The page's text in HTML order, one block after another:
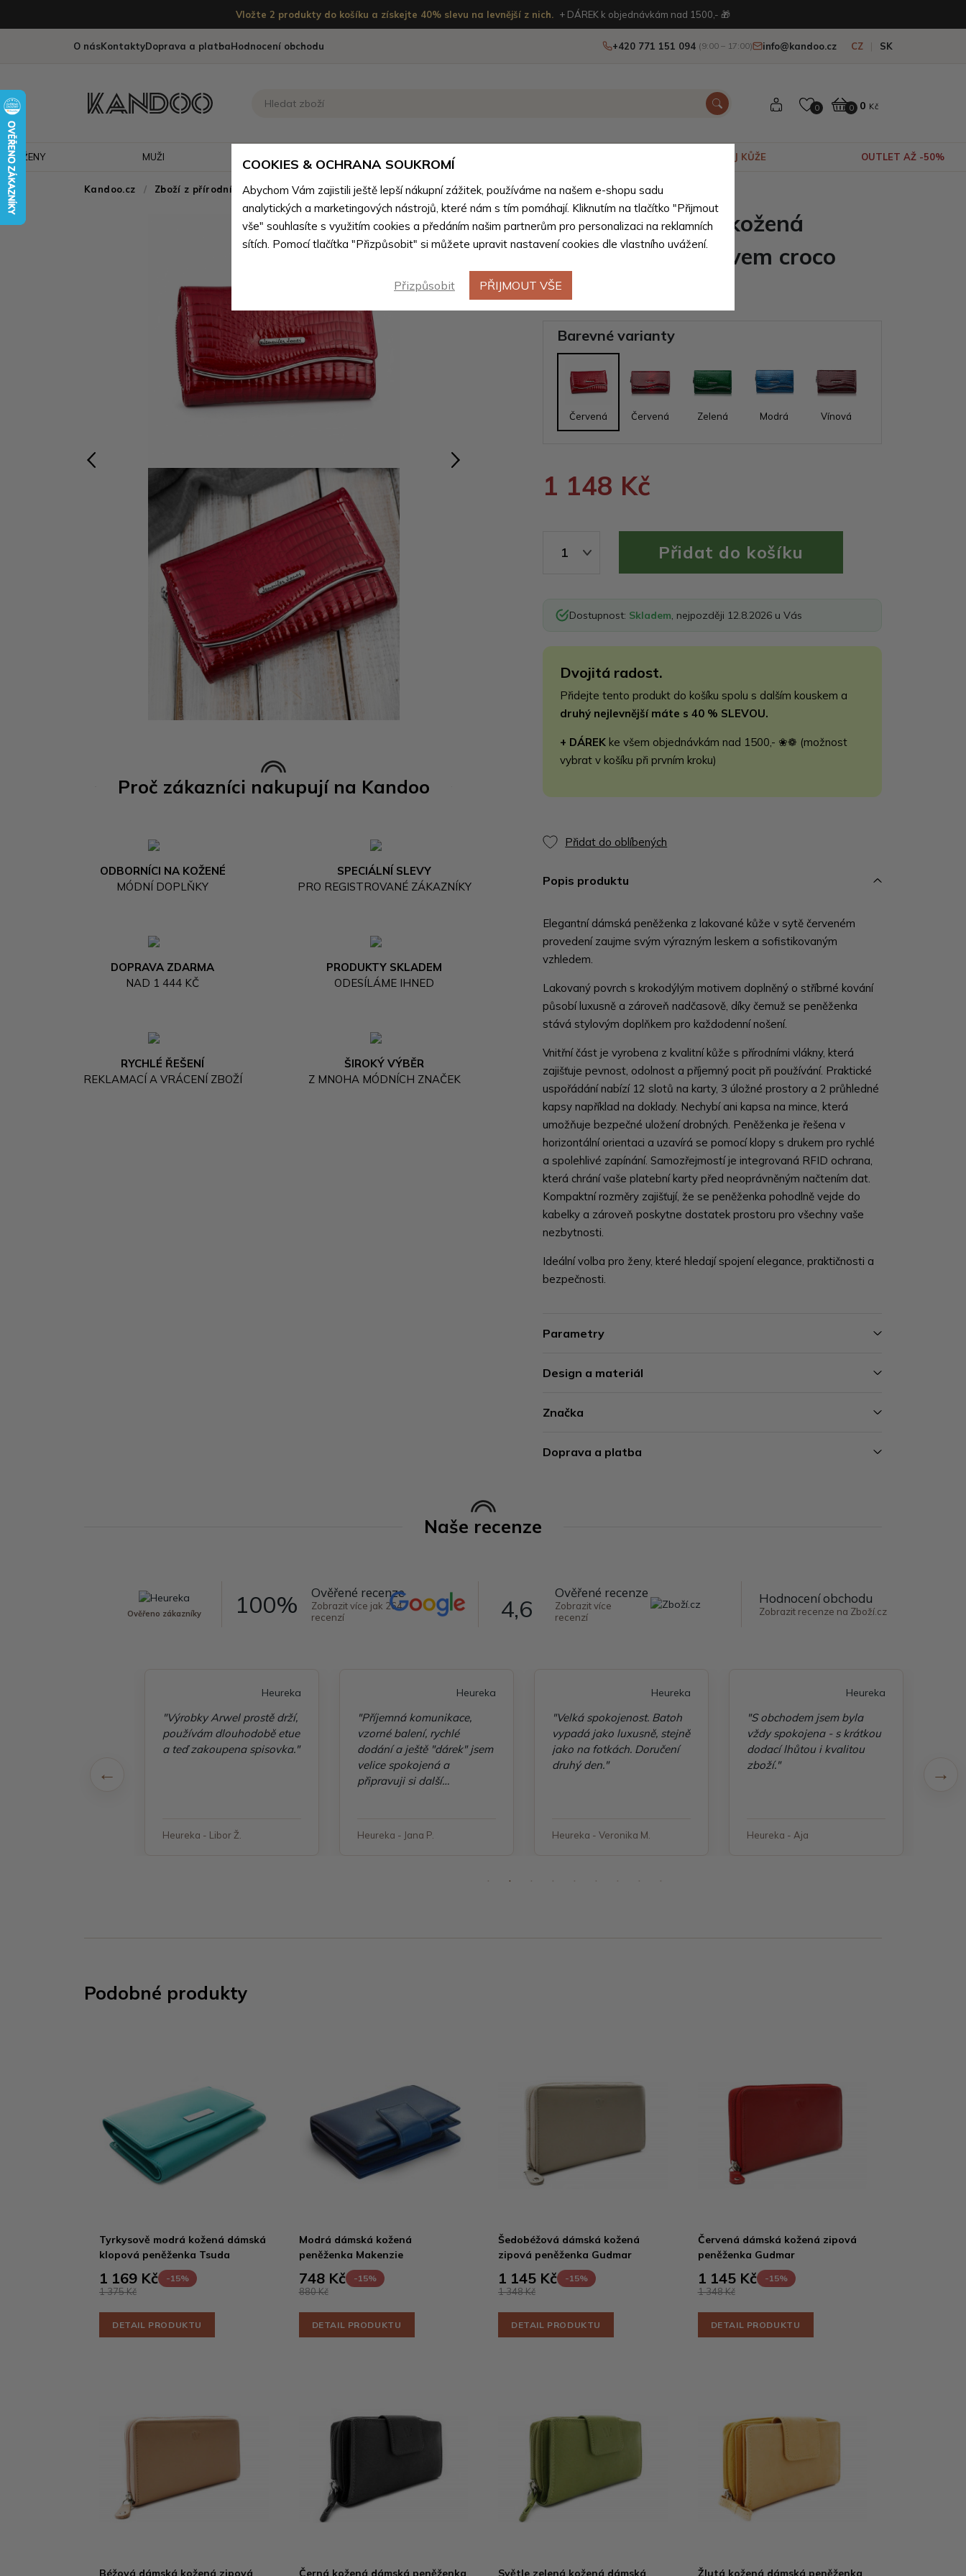
Vložte 2 produkty do košíku a získejte 40% slevu na levnější z nich. + DÁREK k objednávkám nad 1500,- 🎁
O násKontaktyDoprava a platbaHodnocení obchodu +420 771 151 094 (9:00 – 17:00) info@kandoo.cz CZ SK
0 0 0 Kč
ŽENY MUŽI VÝPRODEJ KŮŽE OUTLET AŽ -50%
Kandoo.cz Zboží z přírodní pravé kůže > Zboží z přírodní pravé kůže pro ženy > Peněženky pro ženy z přírodní pravé kůže
Proč zákazníci nakupují na Kandoo
ODBORNÍCI NA KOŽENÉ
MÓDNÍ DOPLŇKY
SPECIÁLNÍ SLEVY
PRO REGISTROVANÉ ZÁKAZNÍKY
DOPRAVA ZDARMA
NAD 1 444 KČ
PRODUKTY SKLADEM
ODESÍLÁME IHNED
RYCHLÉ ŘEŠENÍ
REKLAMACÍ A VRÁCENÍ ZBOŽÍ
ŠIROKÝ VÝBĚR
Z MNOHA MÓDNÍCH ZNAČEK
Červená dámská kožená
peněženka s motivem croco
Deborah
Barevné varianty
Červená Červená Zelená Modrá Vínová
1 148 Kč
1
Dostupnost: Skladem , nejpozději 12.8.2026 u Vás
Dvojitá radost.
Přidejte tento produkt do košíku spolu s dalším kouskem a
druhý nejlevnější máte s 40 % SLEVOU.
+ DÁREK ke všem objednávkám nad 1500,- ❀❁ (možnost
vybrat v košíku při prvním kroku)
Přidat do oblíbených
Popis produktu
Elegantní dámská peněženka z lakované kůže v sytě červeném
provedení zaujme svým výrazným leskem a sofistikovaným
vzhledem.
Lakovaný povrch s krokodýlým motivem doplněný o stříbrné kování
působí luxusně a zároveň nadčasově, díky čemuž se peněženka
stává stylovým doplňkem pro každodenní nošení.
Vnitřní část je vyrobena z kvalitní kůže s přírodními vlákny, která
zajišťuje pevnost, odolnost a příjemný pocit při používání. Praktické
uspořádání nabízí 12 slotů na karty, 3 úložné prostory a 2 průhledné
kapsy například na doklady. Nechybí ani kapsa na mince, která
umožňuje bezpečné uložení drobných. Peněženka je řešena v
horizontální orientaci a uzavírá se pomocí klopy s drukem pro rychlé
a spolehlivé zapínání. Samozřejmostí je integrovaná RFID ochrana,
která chrání vaše platební karty před neoprávněným načtením dat.
Kompaktní rozměry zajišťují, že se peněženka pohodlně vejde do
kabelky a zároveň poskytne dostatek prostoru pro všechny vaše
nezbytnosti.
Ideální volba pro ženy, které hledají spojení elegance, praktičnosti a
bezpečnosti.
Parametry
Design a materiál
Značka
Doprava a platba
Naše recenze
Ověřeno zákazníky 100% Ověřené recenze
Zobrazit více jak 264
recenzí
4,6
Ověřené recenze
Zobrazit více
recenzí
Hodnocení obchodu
Zobrazit recenze na Zboží.cz
Heureka
"Výrobky Arwel prostě drží,
používám dlouhodobě etue
a teď zakoupena spisovka."
Heureka - Libor Ž.
Heureka
"Příjemná komunikace,
vzorné balení, rychlé
dodání a ještě "dárek" jsem
velice spokojená a
připravuji si další
Heureka - Jana P.
Heureka
"Velká spokojenost. Batoh
vypadá jako luxusně, stejně
jako na fotkách. Doručení
druhý den."
Heureka - Veronika M.
Heureka
"S obchodem jsem byla
vždy spokojena - s krátkou
dodací lhůtou i kvalitou
zboží."
Heureka - Aja
Podobné produkty
Tyrkysově modrá kožená dámská
klopová peněženka Tsuda
1 169 Kč -15%
1 375 Kč
DETAIL PRODUKTU
Modrá dámská kožená
peněženka Makenzie
748 Kč -15%
880 Kč
DETAIL PRODUKTU
Šedobéžová dámská kožená
zipová peněženka Gudmar
1 145 Kč -15%
1 348 Kč
DETAIL PRODUKTU
Červená dámská kožená zipová
peněženka Gudmar
1 145 Kč -15%
1 348 Kč
DETAIL PRODUKTU
Béžová dámská kožená zipová Černá kožená dámská peněženka Světle zelená kožená dámská Žlutá kožená dámská peněženka
COOKIES & OCHRANA SOUKROMÍ
Abychom Vám zajistili ještě lepší nákupní zážitek, používáme na našem e-shopu sadu
analytických a marketingových nástrojů, které nám s tím pomáhají. Kliknutím na tlačítko "Přijmout
vše" souhlasíte s využitím cookies a předáním našim partnerům pro personalizaci na reklamních
sítích. Pomocí tlačítka "Přizpůsobit" si můžete upravit nastavení cookies dle vlastního uvážení.
Přizpůsobit PŘIJMOUT VŠE